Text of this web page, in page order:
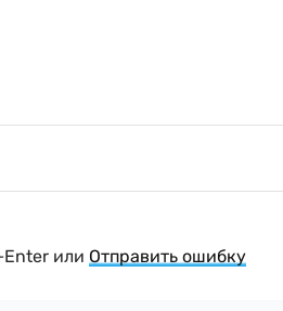
или Отправить ошибку